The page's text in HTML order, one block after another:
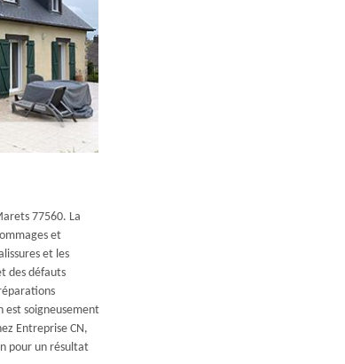
77560. La
et
et les
des défauts
est soigneusement
Entreprise CN,
pour un résultat